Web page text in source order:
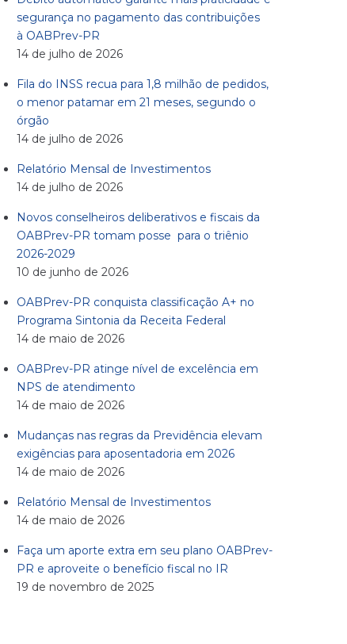
segurança no pagamento das contribuições
à OABPrev-PR
14 de julho de 2026
Fila do INSS recua para 1,8 milhão de pedidos,
o menor patamar em 21 meses, segundo o
órgão
14 de julho de 2026
Relatório Mensal de Investimentos
14 de julho de 2026
Novos conselheiros deliberativos e fiscais da
OABPrev-PR tomam posse para o triênio
2026-2029
10 de junho de 2026
OABPrev-PR conquista classificação A+ no
Programa Sintonia da Receita Federal
14 de maio de 2026
OABPrev-PR atinge nível de excelência em
NPS de atendimento
14 de maio de 2026
Mudanças nas regras da Previdência elevam
exigências para aposentadoria em 2026
14 de maio de 2026
Relatório Mensal de Investimentos
14 de maio de 2026
Faça um aporte extra em seu plano OABPrev-
PR e aproveite o benefício fiscal no IR
19 de novembro de 2025